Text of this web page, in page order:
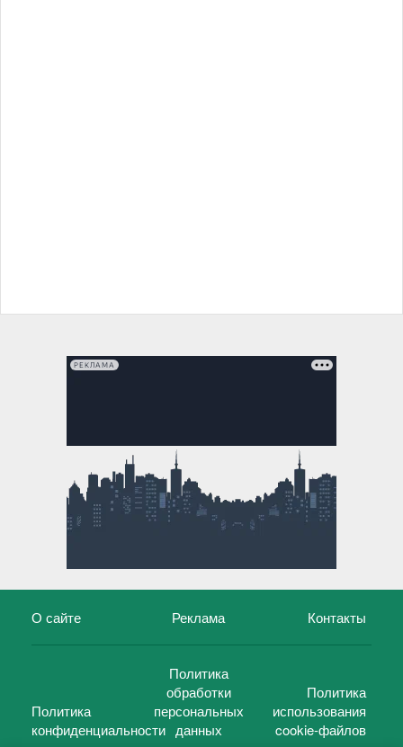
РЕКЛАМА
О сайте Реклама Контакты
Политика
конфиденциальности
Политика
обработки
персональных
данных
Политика
использования
cookie-файлов